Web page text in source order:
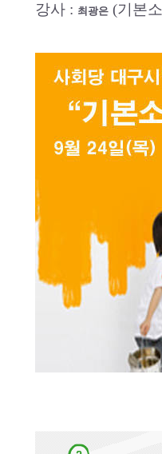
강사 : 최광은 (기본